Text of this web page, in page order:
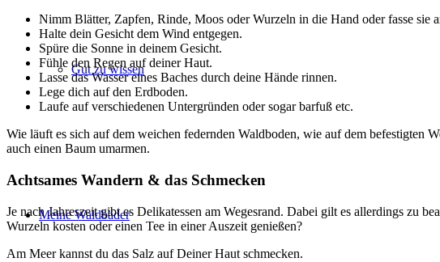
Gut zu wissen
Meine Waldbäder
Nimm Blätter, Zapfen, Rinde, Moos oder Wurzeln in die Hand oder fasse sie
Halte dein Gesicht dem Wind entgegen.
Spüre die Sonne in deinem Gesicht.
Fühle den Regen auf deiner Haut.
Lasse das Wasser eines Baches durch deine Hände rinnen.
Lege dich auf den Erdboden.
Laufe auf verschiedenen Untergründen oder sogar barfuß etc.
Wie läuft es sich auf dem weichen federnden Waldboden, wie auf dem befestigten
auch einen Baum umarmen.
Achtsames Wandern & das Schmecken
Je nach Jahreszeit gibt es Delikatessen am Wegesrand. Dabei gilt es allerdings zu
Wurzeln kosten oder einen Tee in einer Auszeit genießen?
Am Meer kannst du das Salz auf Deiner Haut schmecken.